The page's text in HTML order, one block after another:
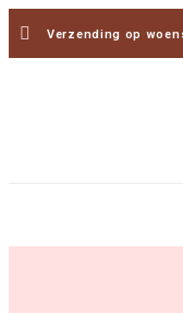
Verzending op